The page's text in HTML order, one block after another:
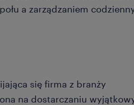
a zarządzaniem
się firma z branży
na dostarczaniu